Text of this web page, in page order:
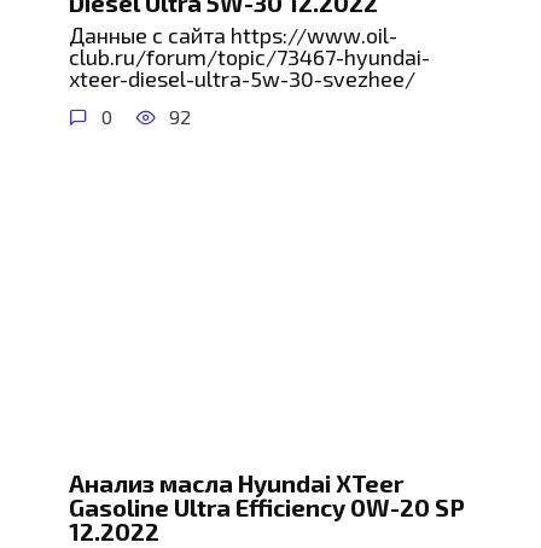
Данные с сайта https://www.oil-
club.ru/forum/topic/73467-hyundai-
xteer-diesel-ultra-5w-30-svezhee/
0 92
Анализ масла Hyundai XTeer
Gasoline Ultra Efficiency 0W-20 SP
12.2022